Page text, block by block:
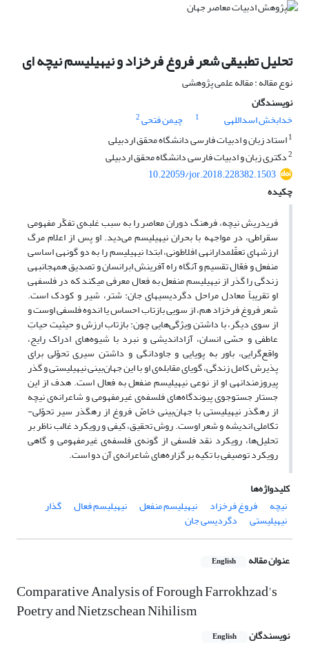
تحلیل تطبیقی شعر فروغ فرخزاد و نیهیلیسم نیچه ای
نوع مقاله : مقاله علمی پژوهشی
نویسندگان
خدابخش اسداللهی
1 چیمن فتحی2
1استاد زبان و ادبیات فارسی دانشگاه محقق اردبیلی
2دکتری زبان و ادبیات فارسی دانشگاه محقق اردبیلی
10.22059/jor.2018.228382.1503
چکیده
فریدریش نیچه، فرهنگ دوران معاصر را به سبب غلبه‌ی تفکّر مفهومی
سقراطی، در مواجهه با بحران نیهیلیسم می‌دید. او پس از اعلام مرگ
ارزش­های تعقّل­مدارانه­ی افلاطونی، ابتدا نیهیلیسم را به دو گونه­ی اساسی
منفعل و فعّال تقسیم و آن­گاه راه آفرینش ابرانسان و تصدیق همه­جانبه­ی
زندگی را گذر از نیهیلیسم منفعل به فعال معرفی می­کند که در فلسفه­ی
او تقریباً معادل مراحل دگردیسی­های جان: شتر، شیر و کودک است.
شعر فروغ فرخ­زاد هم، از سویی بازتاب احساس یا اندوه فلسفی اوست و
از سوی دیگر، با داشتن ویژگی‌هایی چون: بازتاب ارزش و حیثیت حیاتِ
عاطفی و حسّی انسان، آزاداندیشی و نبرد با شیوه‌های ادراک رایج،
واقع‌گرایی، باور به پویایی و جاودانگی و داشتن سیری تحوّلی برای
پذیرش کامل زندگی، گویای مقابله‌ی او با این جهان‌بینی نیهیلیستی و گذر
پیروزمندانه­ی او از نوعی نیهیلیسم منفعل به فعال است. هدف از این
جستار جست­وجوی پیوندگاه‌های فلسفه‌ی غیرمفهومی و شاعرانه‌ی نیچه
از رهگذر نیهیلیستی با جهان‌بینی خاصّ فروغ از رهگذر سیر تحوّلی-
تکاملی اندیشه و شعر اوست. روش تحقیق، کیفی و رویکرد غالب ناظر بر
تحلیل‌ها، رویکرد نقد فلسفی از گونه‌ی فلسفه‌ی غیرمفهومی و گاهی
رویکرد توصیفی با تکیه بر گزاره‌های شاعرانه‌ی آن دو است.
کلیدواژه‌ها
نیچه
فروغ فرخزاد نیهیلیسم منفعل نیهیلیسم فعال گذار
نیهیلیستی دگردیسی جان
عنوان مقاله English
Comparative Analysis of Forough Farrokhzad's
Poetry and Nietzschean Nihilism
نویسندگان English